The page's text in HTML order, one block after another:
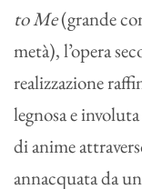
to Me(grande
metà), l’opera
realizzazione
legnosa e
di anime
annacquata da